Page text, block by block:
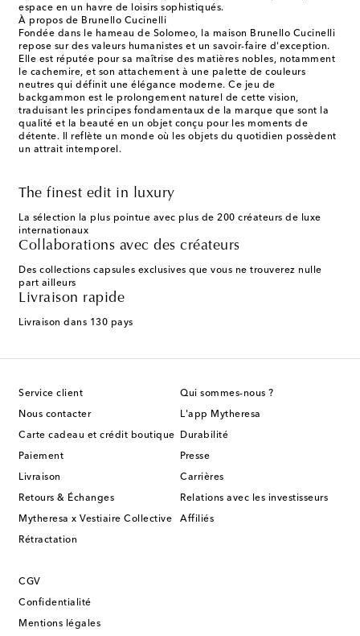
espace en un havre de loisirs sophistiqués.
À propos de Brunello Cucinelli
Fondée dans le hameau de Solomeo, la maison Brunello Cucinelli
repose sur des valeurs humanistes et un savoir-faire d'exception.
Elle est réputée pour sa maîtrise des matières nobles, notamment
le cachemire, et son attachement à une palette de couleurs
neutres qui définit une élégance moderne. Ce jeu de
backgammon est le prolongement naturel de cette vision,
traduisant les principes fondamentaux de la marque que sont la
qualité et la beauté en un objet conçu pour les moments de
détente. Il reflète un monde où les objets du quotidien possèdent
un attrait intemporel.
The finest edit in luxury
La sélection la plus pointue avec plus de 200 créateurs de luxe
internationaux
Collaborations avec des créateurs
Des collections capsules exclusives que vous ne trouverez nulle
part ailleurs
Livraison rapide
Livraison dans 130 pays
Service client
Nous contacter
Carte cadeau et crédit boutique
Paiement
Livraison
Retours & Échanges
Mytheresa x Vestiaire Collective
Rétractation
Qui sommes-nous ?
L'app Mytheresa
Durabilité
Presse
Carrières
Relations avec les investisseurs
Affiliés
CGV
Confidentialité
Mentions légales